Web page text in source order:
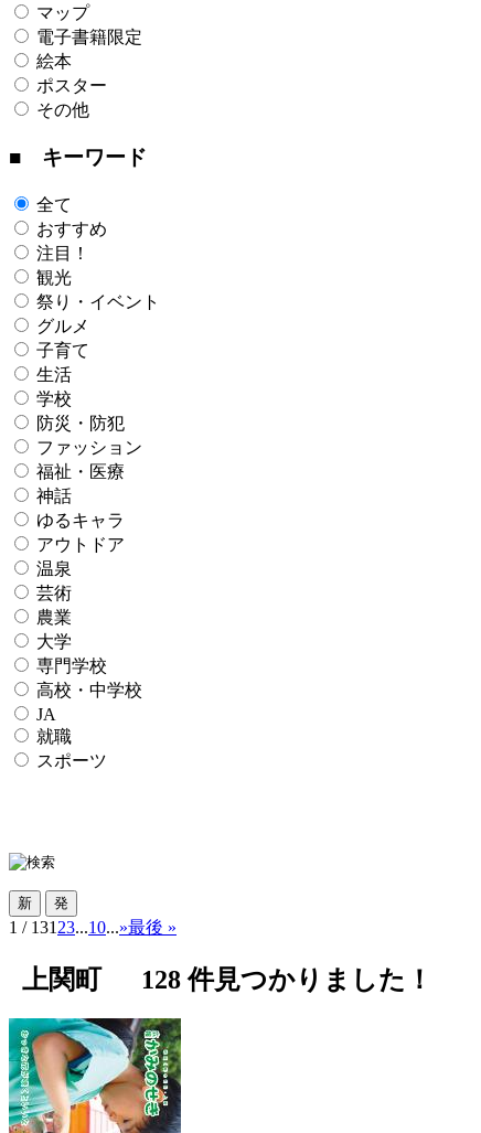
マップ
電子書籍限定
絵本
ポスター
その他
■ キーワード
全て
おすすめ
注目！
観光
祭り・イベント
グルメ
子育て
生活
学校
防災・防犯
ファッション
福祉・医療
神話
ゆるキャラ
アウトドア
温泉
芸術
農業
大学
専門学校
高校・中学校
JA
就職
スポーツ
1 / 131 23...10...»最後 »
上関町 128件見つかりました！